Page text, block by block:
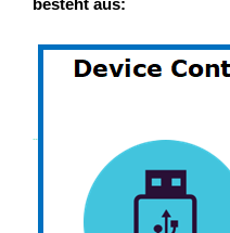
besteht aus: